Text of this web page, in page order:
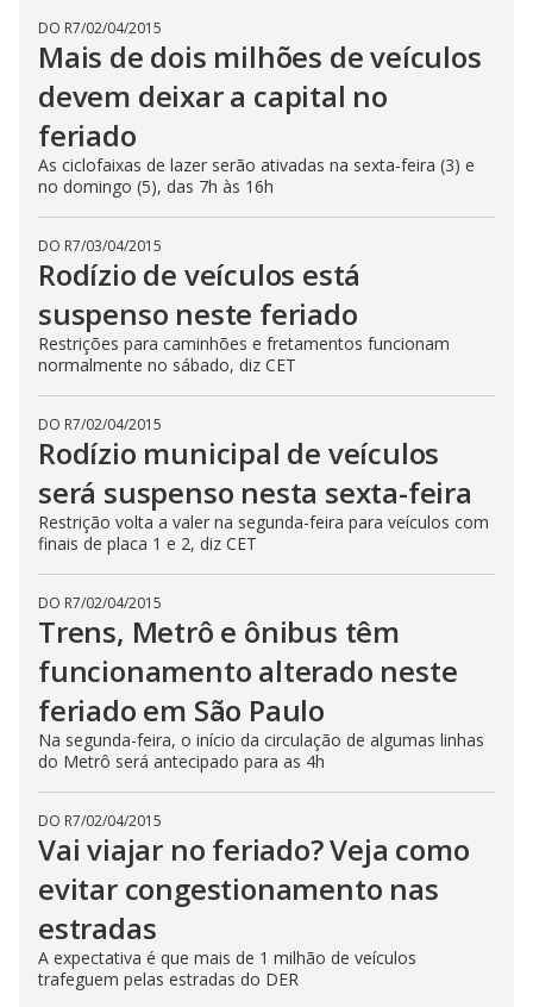
DO R7/02/04/2015
Mais de dois milhões de veículos
devem deixar a capital no
feriado
As ciclofaixas de lazer serão ativadas na sexta-feira (3) e
no domingo (5), das 7h às 16h
DO R7/03/04/2015
Rodízio de veículos está
suspenso neste feriado
Restrições para caminhões e fretamentos funcionam
normalmente no sábado, diz CET
DO R7/02/04/2015
Rodízio municipal de veículos
será suspenso nesta sexta-feira
Restrição volta a valer na segunda-feira para veículos com
finais de placa 1 e 2, diz CET
DO R7/02/04/2015
Trens, Metrô e ônibus têm
funcionamento alterado neste
feriado em São Paulo
Na segunda-feira, o início da circulação de algumas linhas
do Metrô será antecipado para as 4h
DO R7/02/04/2015
Vai viajar no feriado? Veja como
evitar congestionamento nas
estradas
A expectativa é que mais de 1 milhão de veículos
trafeguem pelas estradas do DER